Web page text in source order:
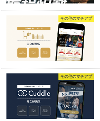
その他のマチアプ
その他のマチアプ